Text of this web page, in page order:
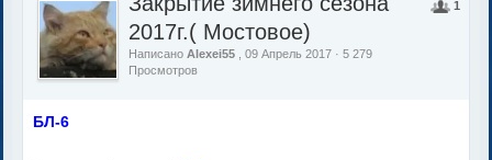
1
2017г.( Мостовое)
НаписаноAlexei55
, 09 Апрель 2017 · 5 279
Просмотров
БЛ-6